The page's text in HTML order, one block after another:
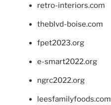
retro-interiors.com
theblvd-boise.com
fpet2023.org
e-smart2022.org
ngrc2022.org
leesfamilyfoods.com